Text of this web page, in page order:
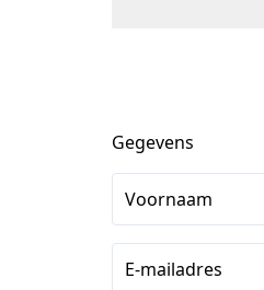
Gegevens
Voornaam
E-mailadres